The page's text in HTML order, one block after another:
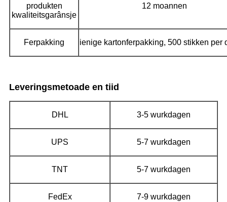
produkten
kwaliteitsgarânsje
12 moannen
Ferpakking ienige kartonferpakking, 500 stikken per
Leveringsmetoade en tiid
DHL 3-5 wurkdagen
UPS 5-7 wurkdagen
TNT 5-7 wurkdagen
FedEx 7-9 wurkdagen